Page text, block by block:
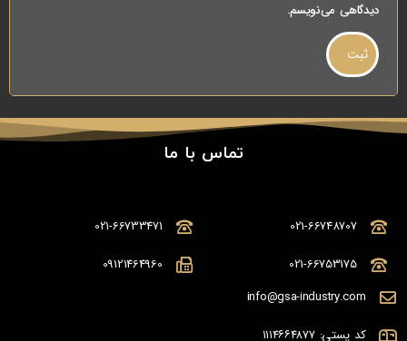
دیدگاهی می‌نویسم.
تماس با ما
021-66748707
021-66753175
021-66733471
09121464960
info@gsa-industry.com
کد پستی: ۱۱۱۴۶۶۴۸۷۷